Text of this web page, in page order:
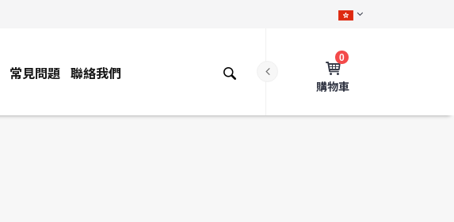
0
購物車
常見問題 聯絡我們